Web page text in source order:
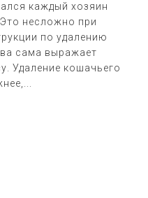
каждый хозяин
несложно при
по удалению
сама выражает
Удаление кошачьего